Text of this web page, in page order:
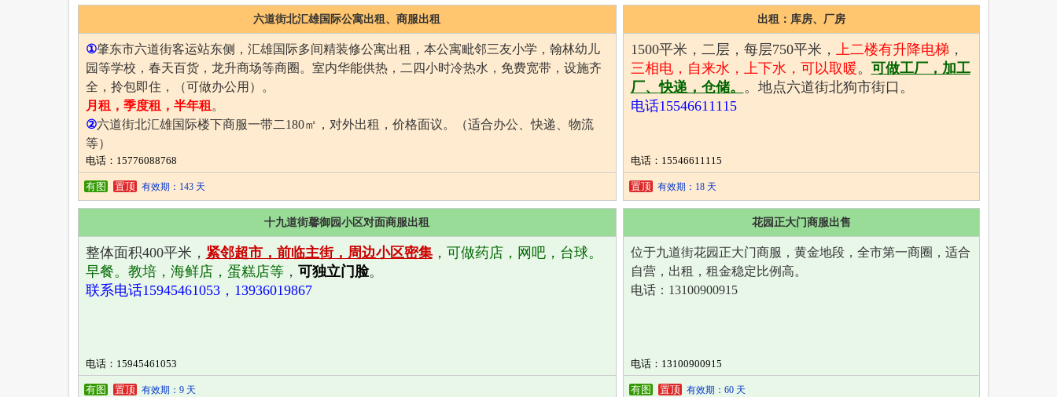
六道街北汇雄国际公寓出租、商服出租
①肇东市六道街客运站东侧，汇雄国际多间精装修公寓出租，本公寓毗邻三友小学，翰林幼儿
园等学校，春天百货，龙升商场等商圈。室内华能供热，二四小时冷热水，免费宽带，设施齐
全，拎包即住，（可做办公用）。
月租，季度租，半年租 。
②六道街北汇雄国际楼下商服一带二180㎡，对外出租，价格面议。（适合办公、快递、物流
等）
联系电话：15776088768
电话：15776088768
有图 置顶 有效期：143 天
出租：库房、厂房
1500平米，二层，每层750平米， 上二楼有升降电梯 ，
三相电，自来水，上下水，可以取暖。 可做工厂，加工
厂、快递，仓储。 。地点六道街北狗市街口。
电话15546611115
电话：15546611115
置顶 有效期：18 天
十九道街馨御园小区对面商服出租
整体面积400平米， 紧邻超市，前临主街，周边小区密集， 可做药店，网吧，台球。
早餐。教培，海鲜店，蛋糕店等， 可独立门脸。
联系电话15945461053，13936019867
电话：15945461053
有图 置顶 有效期：9 天
花园正大门商服出售
位于九道街花园正大门商服，黄金地段，全市第一商圈，适合
自营，出租，租金稳定比例高。
电话：13100900915
电话：13100900915
有图 置顶 有效期：60 天